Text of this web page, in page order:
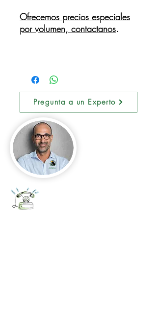
Ofrecemos precios especiales
por volumen, contactanos.
Pregunta a un Experto